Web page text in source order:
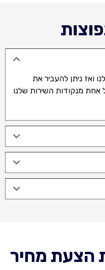
ואז ניתן להעביר את
מנקודות השירות שלנו
הצעת מחיר